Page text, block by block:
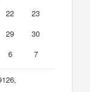
22
23
29
30
6 7